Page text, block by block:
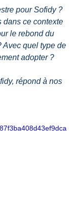
pour Sofidy ?
dans ce contexte
le rebond du
Avec quel type de
adopter ?
répond à nos